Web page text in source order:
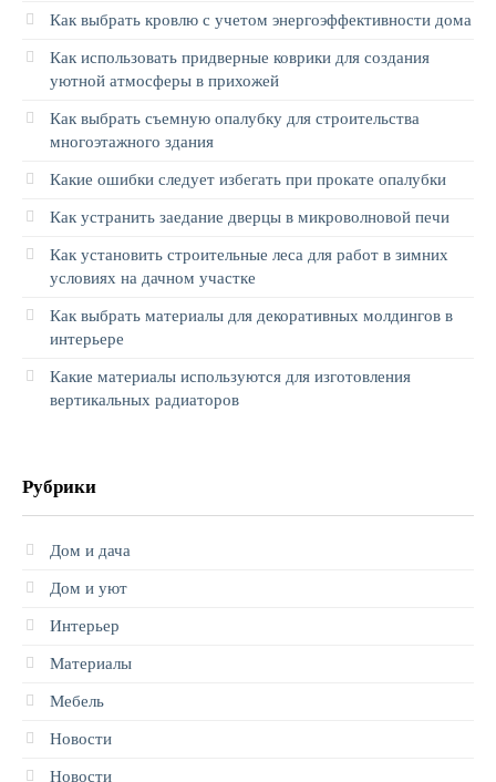
Как выбрать кровлю с учетом энергоэффективности дома
Как использовать придверные коврики для создания
уютной атмосферы в прихожей
Как выбрать съемную опалубку для строительства
многоэтажного здания
Какие ошибки следует избегать при прокате опалубки
Как устранить заедание дверцы в микроволновой печи
Как установить строительные леса для работ в зимних
условиях на дачном участке
Как выбрать материалы для декоративных молдингов в
интерьере
Какие материалы используются для изготовления
вертикальных радиаторов
Рубрики
Дом и дача
Дом и уют
Интерьер
Материалы
Мебель
Новости
Новости